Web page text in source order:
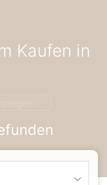
Kaufen in